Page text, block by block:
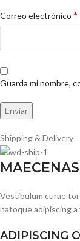
Correo electrónico *
Guarda mi nombre,
Shipping & Delivery
Vestibulum curae
natoque adipiscing
ADIPISCING